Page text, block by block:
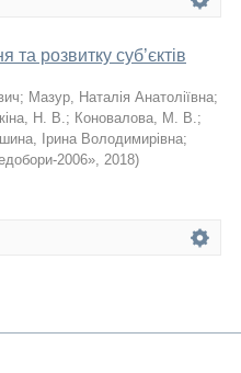
та розвитку суб’єктів
; Мазур, Наталія Анатоліївна;
Н. В.; Коновалова, М. В.;
Ірина Володимирівна;
2006», 2018)